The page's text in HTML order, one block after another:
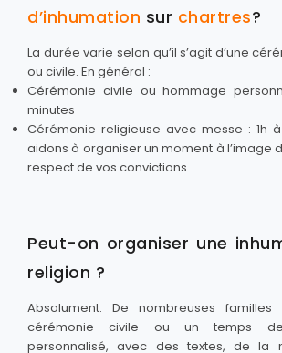
d’inhumation sur chartres?
La durée varie selon qu’il s’agit d’une
ou civile. En général :
Cérémonie civile ou hommage
minutes
Cérémonie religieuse avec messe : 1h à
aidons à organiser un moment à l’image
respect de vos convictions.
Peut-on organiser une
religion ?
Absolument. De nombreuses familles
cérémonie civile ou un temps de
personnalisé, avec des textes, de la